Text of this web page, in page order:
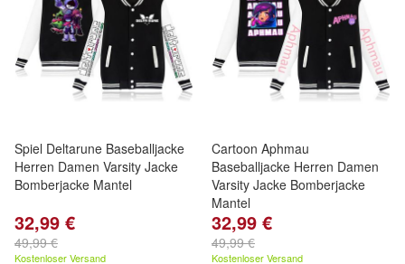
Spiel Deltarune Baseballjacke
Herren Damen Varsity Jacke
Bomberjacke Mantel
32,99 €
49,99 €
Kostenloser Versand
Cartoon Aphmau
Baseballjacke Herren Damen
Varsity Jacke Bomberjacke
Mantel
32,99 €
49,99 €
Kostenloser Versand